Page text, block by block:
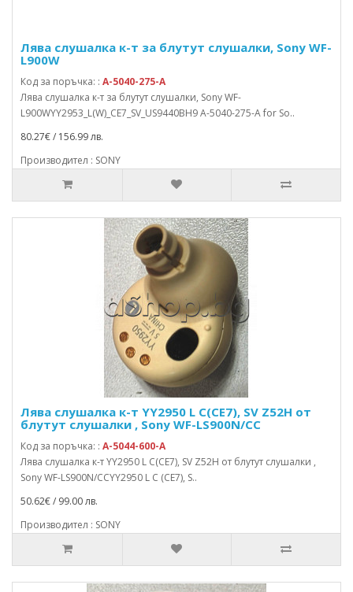
Лява слушалка к-т за блутут слушалки, Sony WF-
L900W
Код за поръчка: : A-5040-275-A
Лява слушалка к-т за блутут слушалки, Sony WF-
L900WYY2953_L(W)_CE7_SV_US9440BH9 A-5040-275-A for So..
80.27€ / 156.99 лв.
Производител : SONY
Лява слушалка к-т YY2950 L C(CE7), SV Z52H от
блутут слушалки , Sony WF-LS900N/CC
Код за поръчка: : A-5044-600-A
Лява слушалка к-т YY2950 L C(CE7), SV Z52H от блутут слушалки ,
Sony WF-LS900N/CCYY2950 L C (CE7), S..
50.62€ / 99.00 лв.
Производител : SONY